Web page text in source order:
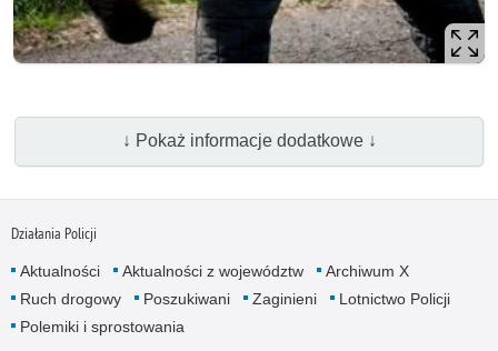
↓ Pokaż informacje dodatkowe ↓
Działania Policji
Aktualności Aktualności z województw
Archiwum X
Ruch drogowy
Poszukiwani Zaginieni
Lotnictwo Policji
Polemiki i sprostowania